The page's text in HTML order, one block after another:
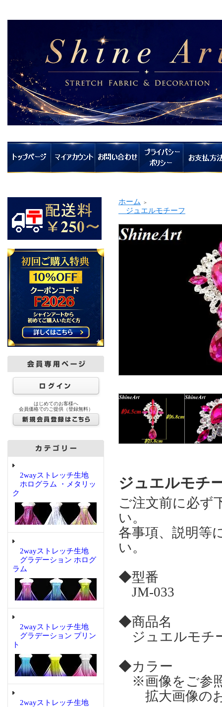
はじめてのお客様へ
会員価格でのご提供（登録無料）
2wayストレッチ生地
ホログラム ・メタリッ
ク
2wayストレッチ生地
グラデーション ホログ
ラム
2wayストレッチ生地
グラデーション プリン
ト
2wayストレッチ生地
ホーム ＞
ジュエルモチーフ
ジュエルモチ
ご注文前に必ず
い。
各事項、説明等
い。
◆型番
JM-033
◆商品名
ジュエルモチ
◆カラー
※画像をご参
拡大画像のお